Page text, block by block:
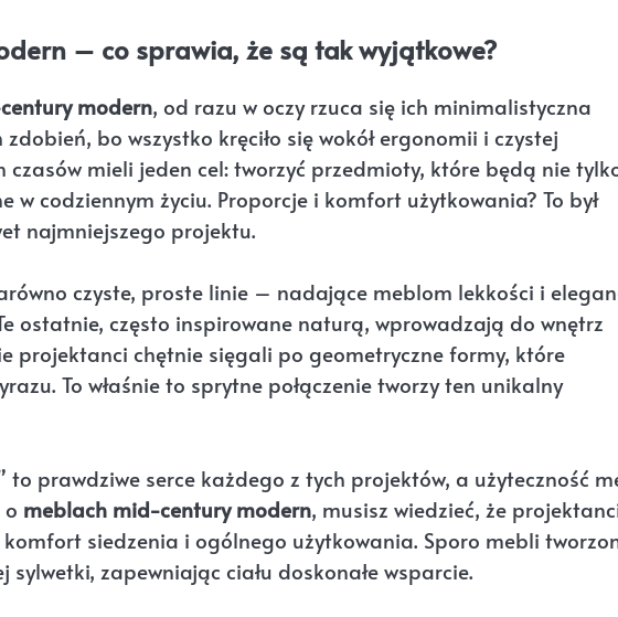
– co sprawia, że są tak wyjątkowe?
modern, od razu w oczy rzuca się ich minimalistyczna
bo wszystko kręciło się wokół ergonomii i czystej
mieli jeden cel: tworzyć przedmioty, które będą nie
codziennym życiu. Proporcje i komfort użytkowania? To był
najmniejszego projektu.
czyste, proste linie – nadające meblom lekkości i
ostatnie, często inspirowane naturą, wprowadzają do wnętrz
projektanci chętnie sięgali po geometryczne formy, które
To właśnie to sprytne połączenie tworzy ten unikalny
prawdziwe serce każdego z tych projektów, a użyteczność
meblach mid-century modern, musisz wiedzieć, że
siedzenia i ogólnego użytkowania. Sporo mebli
zapewniając ciału doskonałe wsparcie.